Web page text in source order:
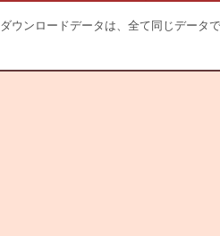
ダウンロードデータは、全て同じデータ